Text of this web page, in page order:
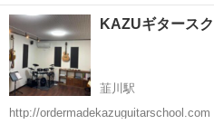
います。 どこでにでも出張指導いたします。 料金は一時間1500円で
す。 オンラインレッスンも可能です。（一時間1000円） お気軽にお
問い合わせください！
群馬 前橋市 ギター
KAZUギタース
韮川駅
http://ordermadekazuguitarschool.com KAZUギタースクールは、徹底